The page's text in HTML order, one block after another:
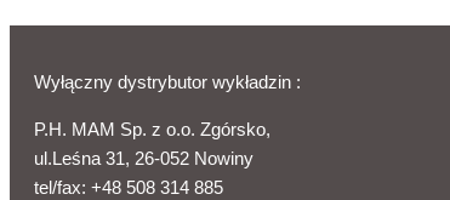
Wyłączny dystrybutor wykładzin :
P.H. MAM Sp. z o.o. Zgórsko,
ul.Leśna 31, 26-052 Nowiny
tel/fax: +48 508 314 885